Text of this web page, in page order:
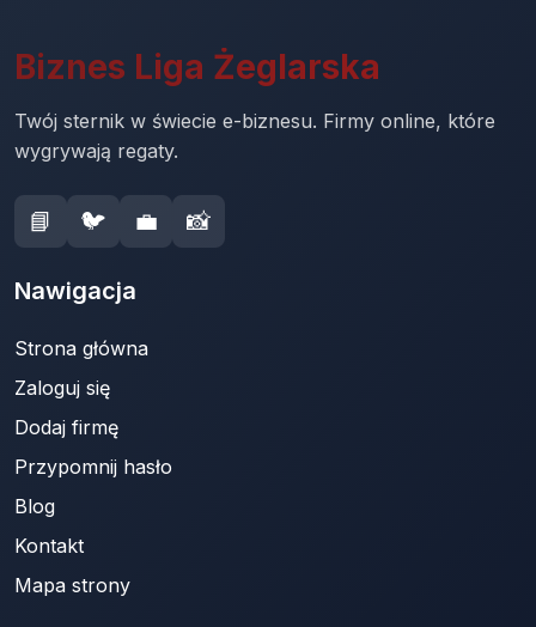
Biznes Liga Żeglarska
Twój sternik w świecie e-biznesu. Firmy online, które
wygrywają regaty.
📘 🐦 💼 📸
Nawigacja
Strona główna
Zaloguj się
Dodaj firmę
Przypomnij hasło
Blog
Kontakt
Mapa strony